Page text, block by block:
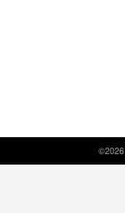
©2026